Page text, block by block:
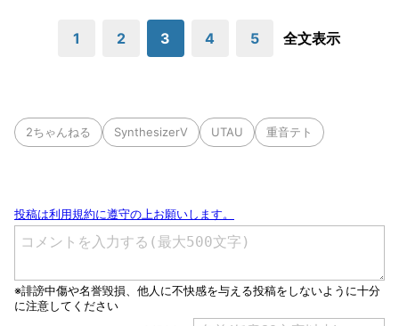
1 2 3 4 5 全文表示
2ちゃんねる SynthesizerV UTAU 重音テト